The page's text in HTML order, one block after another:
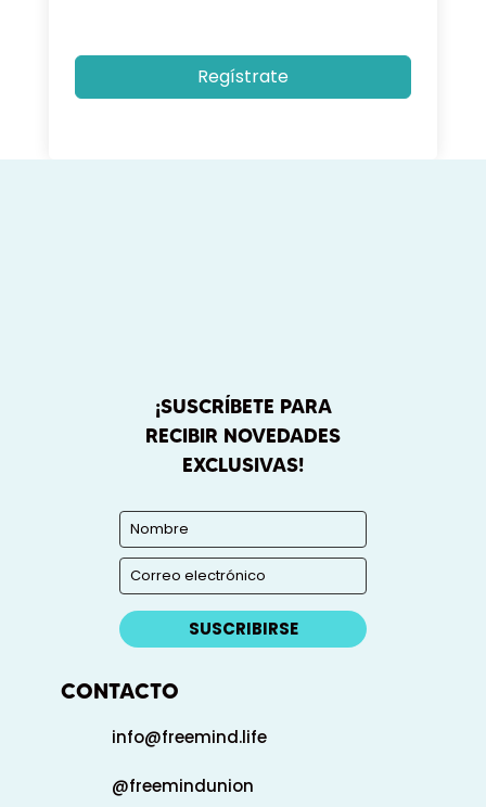
Regístrate
¡SUSCRÍBETE PARA
RECIBIR NOVEDADES
EXCLUSIVAS!
SUSCRIBIRSE
CONTACTO
info@freemind.life
@freemindunion